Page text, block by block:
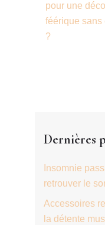
pour une déco
féérique sans
?
Dernières
Insomnie
retrouver le
Accessoires
la détente